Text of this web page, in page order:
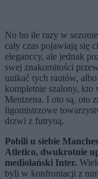
No bo ile razy w
cały czas pojawiają się
eleganccy, ale jednak
swej znakomitości
unikać tych rautów,
kompletnie szalony, kto
Mentzena. I oto są, oto
ligomistrzowe
drzwi z futryną.
Pobili u siebie
Atletico, dwukrotnie
mediolański Inter.
byli w konfrontacji z